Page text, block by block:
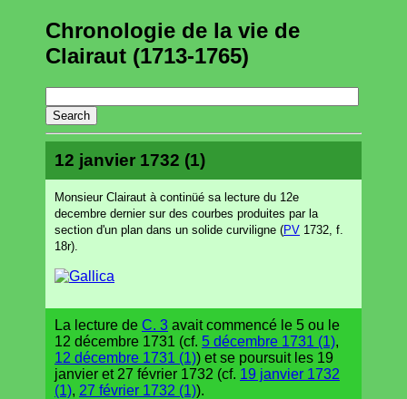
Chronologie de la vie de
Clairaut (1713-1765)
12 janvier 1732 (1)
Monsieur Clairaut à continüé sa lecture du 12e
decembre dernier sur des courbes produites par la
section d'un plan dans un solide curviligne (PV 1732, f.
18r).
La lecture de C. 3 avait commencé le 5 ou le
12 décembre 1731 (cf. 5 décembre 1731 (1),
12 décembre 1731 (1)) et se poursuit les 19
janvier et 27 février 1732 (cf. 19 janvier 1732
(1), 27 février 1732 (1)).